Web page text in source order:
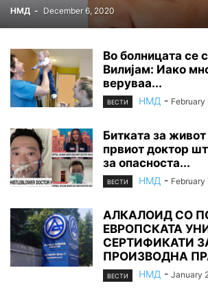
НМД - December 6, 2020
Во болницата се
Вилијам: Иако
веруваа...
ВЕСТИ НМД - February
Битката за живот
првиот доктор
за опасноста...
ВЕСТИ НМД - February
АЛКАЛОИД СО
ЕВРОПСКАТА
СЕРТИФИКАТИ
ПРОИЗВОДНА
ВЕСТИ НМД - January